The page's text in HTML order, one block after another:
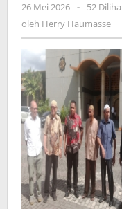
26 Mei 2026 oleh
Herry
-
52
oleh Herry Haumasse